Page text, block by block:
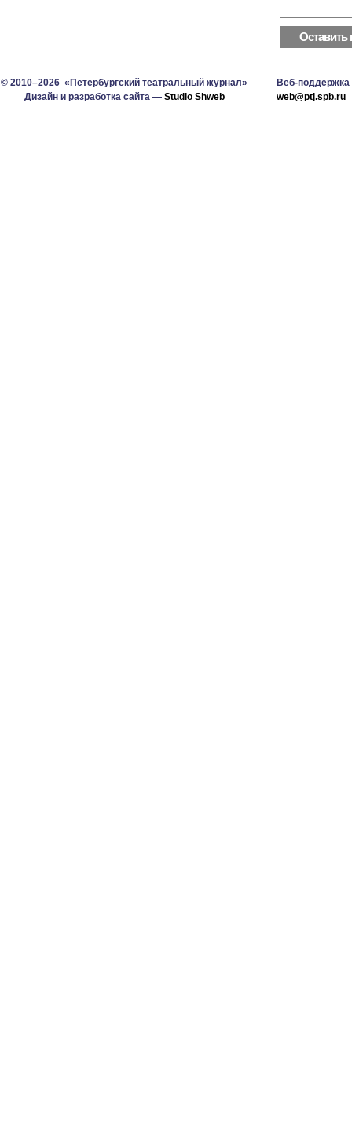
© 2010–2026 «Петербургский театральный журнал»
Дизайн и разработка сайта — Studio Shweb
Веб-поддержка
web@ptj.spb.ru